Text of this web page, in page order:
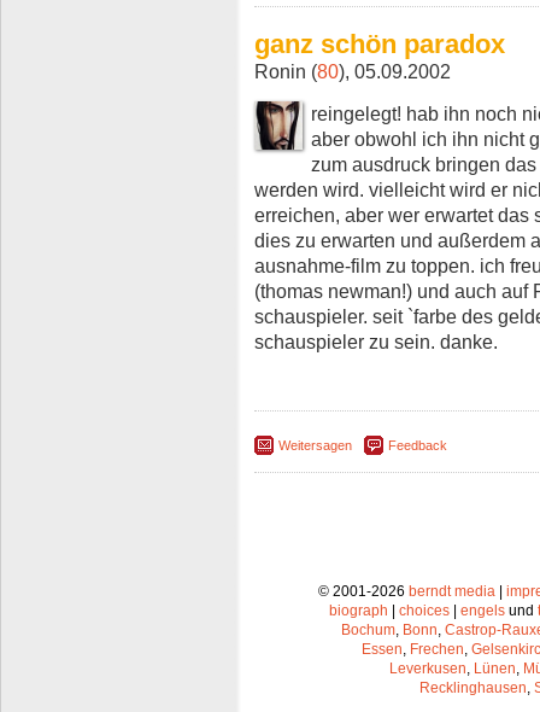
ganz schön paradox
Ronin (80), 05.09.2002
reingelegt! hab ihn noch
aber obwohl ich ihn nicht
zum ausdruck bringen
werden wird. vielleicht wird er
erreichen, aber wer erwartet das
dies zu erwarten und außerdem
ausnahme-film zu toppen. ich
(thomas newman!) und auch auf
schauspieler. seit `farbe des
schauspieler zu sein. danke.
Weitersagen Feedback
© 2001-2026 berndt media|
biograph
choices engels und
Bochum, Bonn, Castrop-
Essen, Frechen,
Leverkusen, Lünen,
Recklinghausen,